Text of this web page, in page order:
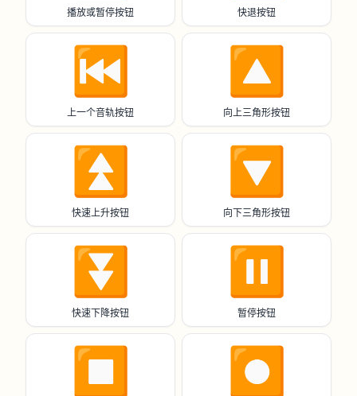
播放或暂停按钮 快退按钮
⏮️
上一个音轨按钮
🔼
向上三角形按钮
⏫️
快速上升按钮
🔽
向下三角形按钮
⏬️
快速下降按钮
⏸️
暂停按钮
⏹️ ⏺️